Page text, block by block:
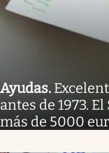
Ayudas.
antes de 1973.
más de 5000